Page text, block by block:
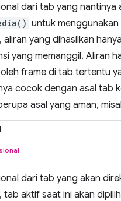
dari tab yang nantinya
untuk
aliran yang dihasilkan
yang memanggil. Aliran
frame di tab tertentu
cocok dengan asal tab
asal yang aman,
dari tab yang akan
tab aktif saat ini akan